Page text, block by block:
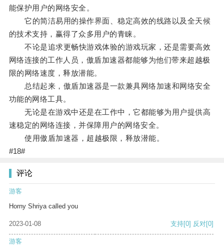
能保护用户的网络安全。
它的简洁易用的操作界面、稳定高效的线路以及全天候
的技术支持，赢得了众多用户的青睐。
不论是追求更畅快游戏体验的游戏玩家，还是需要高效
网络连接的工作人员，傲盾加速器都能够为他们带来超越极
限的网络速度，释放潜能。
总结起来，傲盾加速器是一款兼具网络加速和网络安全
功能的网络工具。
无论是在游戏中还是在工作中，它都能够为用户提供高
速稳定的网络连接，并保障用户的网络安全。
使用傲盾加速器，超越极限，释放潜能。
#18#
评论
游客
Horny Shriya called you
2023-01-08 支持[0] 反对[0]
游客